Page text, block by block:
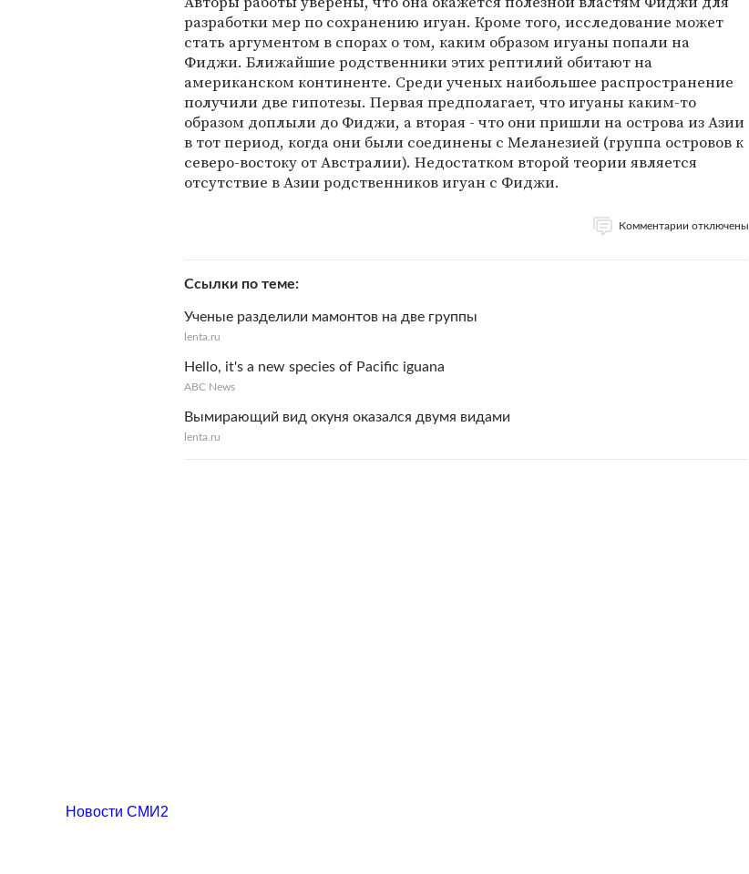
разработки мер по сохранению игуан. Кроме того, исследование может
стать аргументом в спорах о том, каким образом игуаны попали на
Фиджи. Ближайшие родственники этих рептилий обитают на
американском континенте. Среди ученых наибольшее распространение
получили две гипотезы. Первая предполагает, что игуаны каким-то
образом доплыли до Фиджи, а вторая - что они пришли на острова из Азии
в тот период, когда они были соединены с Меланезией (группа островов к
северо-востоку от Австралии). Недостатком второй теории является
отсутствие в Азии родственников игуан с Фиджи.
Комментарии отключены
Ссылки по теме
Ученые разделили мамонтов на две группы
lenta.ru
Hello, it's a new species of Pacific iguana
ABC News
Вымирающий вид окуня оказался двумя видами
lenta.ru
Новости СМИ2